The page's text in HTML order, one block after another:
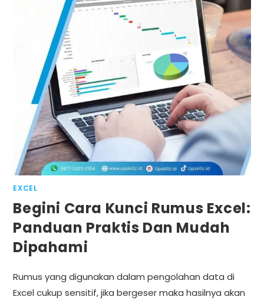
EXCEL
Begini Cara Kunci Rumus Excel:
Panduan Praktis Dan Mudah
Dipahami
Rumus yang digunakan dalam pengolahan data di
Excel cukup sensitif, jika bergeser maka hasilnya akan